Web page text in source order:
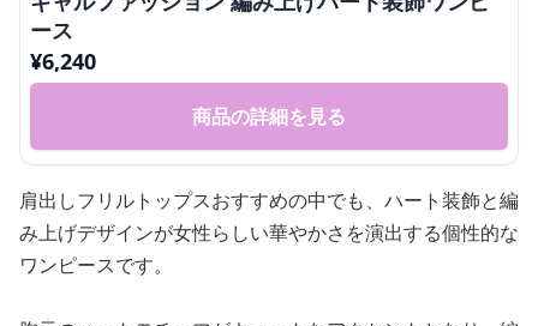
ース
¥6,240
商品の詳細を見る
肩出しフリルトップスおすすめの中でも、ハート装飾と編
み上げデザインが女性らしい華やかさを演出する個性的な
ワンピースです。